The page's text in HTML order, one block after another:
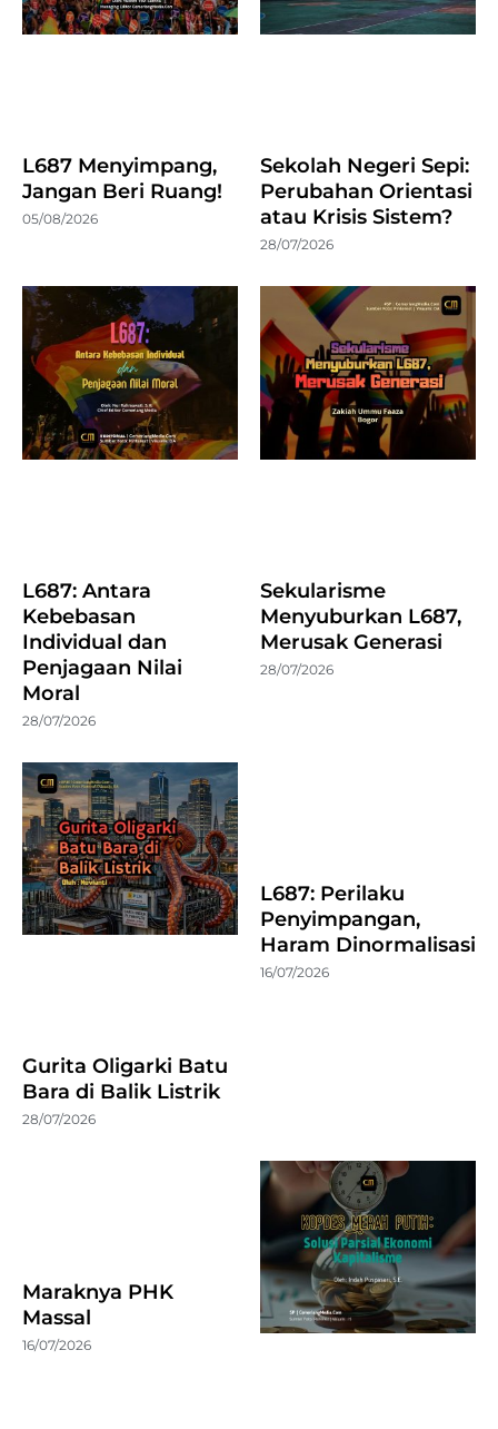
L687 Menyimpang,
Jangan Beri Ruang!
05/08/2026
Sekolah Negeri Sepi:
Perubahan Orientasi
atau Krisis Sistem?
28/07/2026
L687: Antara
Kebebasan
Individual dan
Penjagaan Nilai
Moral
28/07/2026
Sekularisme
Menyuburkan L687,
Merusak Generasi
28/07/2026
Gurita Oligarki Batu
Bara di Balik Listrik
28/07/2026
L687: Perilaku
Penyimpangan,
Haram Dinormalisasi
16/07/2026
Maraknya PHK
Massal
16/07/2026